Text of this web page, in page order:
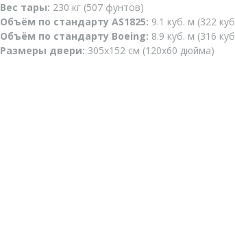
Вес тары: 230 кг (507 фунтов)
Объём по стандарту AS1825: 9.1 куб. м (322
Объём по стандарту Boeing: 8.9 куб. м (316
Размеры двери: 305x152 см (120x60 дюйма)